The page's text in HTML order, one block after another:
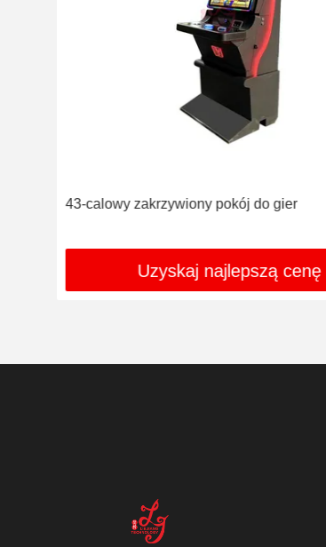
43-calowy zakrzywiony pokój do gier
Uzyskaj najlepszą cenę